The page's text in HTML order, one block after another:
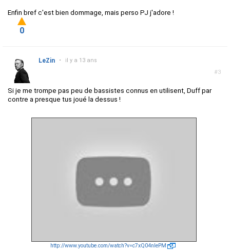
Enfin bref c'est bien dommage, mais perso PJ j'adore !
0
#3
LeZin • il y a 13 ans
Si je me trompe pas peu de bassistes connus en utilisent, Duff par
contre a presque tus joué la dessus !
http://www.youtube.com/watch?v=c7xQ04nlePM